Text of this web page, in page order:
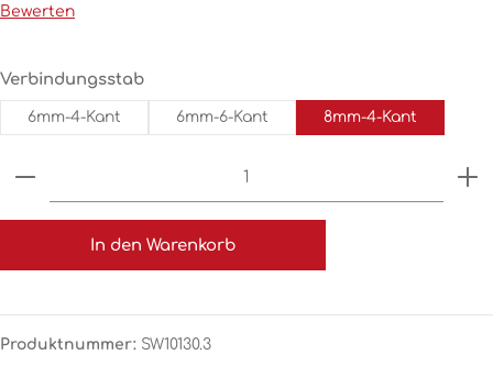
Durchschnittliche Bewertung von 0 von 5 Sternen
Bewerten
Verbindungsstabauswählen
6mm-4-Kant 6mm-6-Kant 8mm-4-Kant
Produkt Anzahl: Gib den gewünschten Wert
In den Warenkorb
Produktnummer: SW10130.3